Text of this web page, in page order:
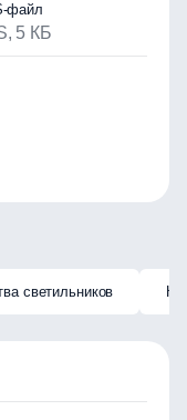
файл
5 КБ
светильников